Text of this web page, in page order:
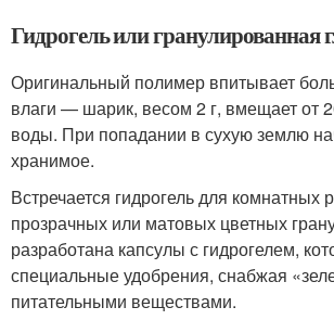
Гидрогель или гранулированная
Оригинальный полимер впитывает
влаги — шарик, весом 2 г, вмещает от
воды. При попадании в сухую землю
хранимое.
Встречается гидрогель для комнатных
прозрачных или матовых цветных
разработана капсулы с гидрогелем,
специальные удобрения, снабжая
питательными веществами.